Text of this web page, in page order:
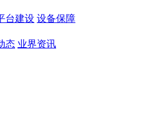
台建设 设备保障
态 业界资讯